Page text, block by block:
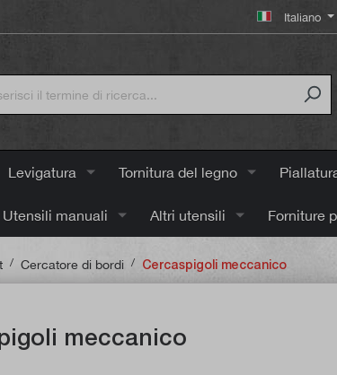
Italiano
Levigatura Tornitura del legno
Utensili manuali Altri utensili Forniture
/ Cercatore di bordi / Cercaspigoli meccanico
meccanico